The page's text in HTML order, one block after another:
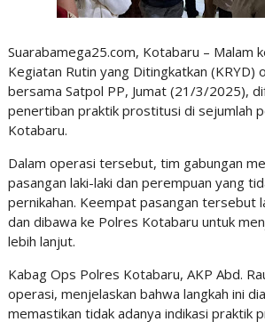
Suarabamega25.com, Kotabaru – Malam
Kegiatan Rutin yang Ditingkatkan (KRYD)
bersama Satpol PP, Jumat (21/3/2025),
penertiban praktik prostitusi di sejumlah
Kotabaru.
Dalam operasi tersebut, tim gabungan
pasangan laki-laki dan perempuan yang
pernikahan. Keempat pasangan tersebut
dan dibawa ke Polres Kotabaru untuk
lebih lanjut.
Kabag Ops Polres Kotabaru, AKP Abd.
operasi, menjelaskan bahwa langkah ini
memastikan tidak adanya indikasi praktik